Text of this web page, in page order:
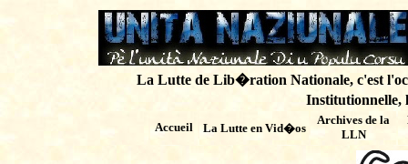
La Lutte de Lib�ration Nationale, c'est
Institutionnelle,
Accueil La Lutte en Vid�os
Archives de la
LLN